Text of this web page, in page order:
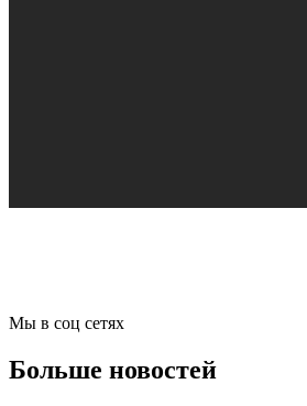
Мы в соц сетях
Больше новостей